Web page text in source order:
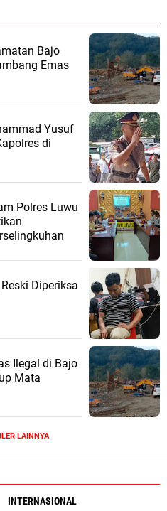
Bajo
Emas
Yusuf
di
Polres Luwu
Diperiksa
Ilegal di Bajo
Mata
LAINNYA
INTERNASIONAL